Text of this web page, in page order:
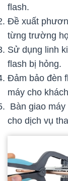
flash.
Đề xuất
từng trường
Sử dụng linh
flash bị hỏng.
Đảm bảo đèn
máy cho
Bàn giao
cho dịch vụ